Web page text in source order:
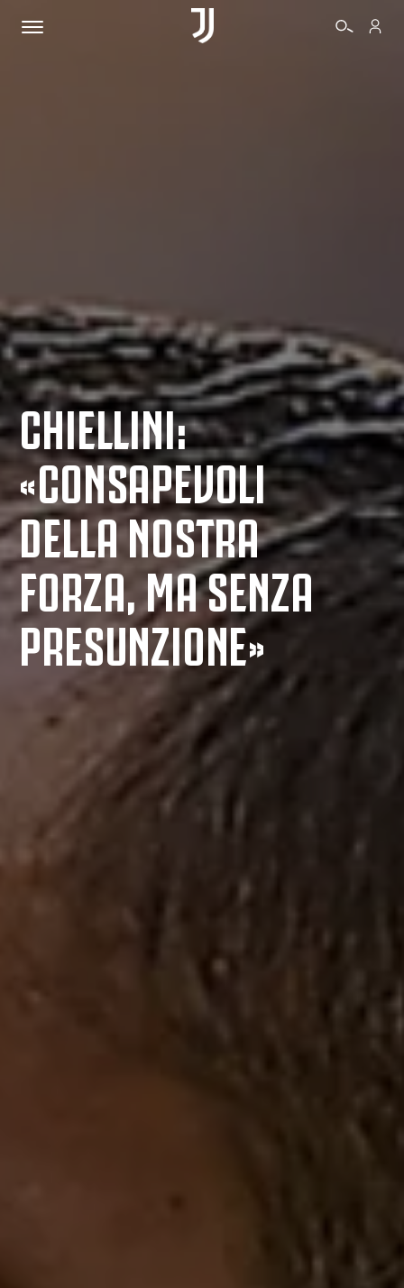
VIDEO
ALTRO
CHIELLINI:
«CONSAPEVOLI
DELLA NOSTRA
FORZA, MA SENZA
PRESUNZIONE»